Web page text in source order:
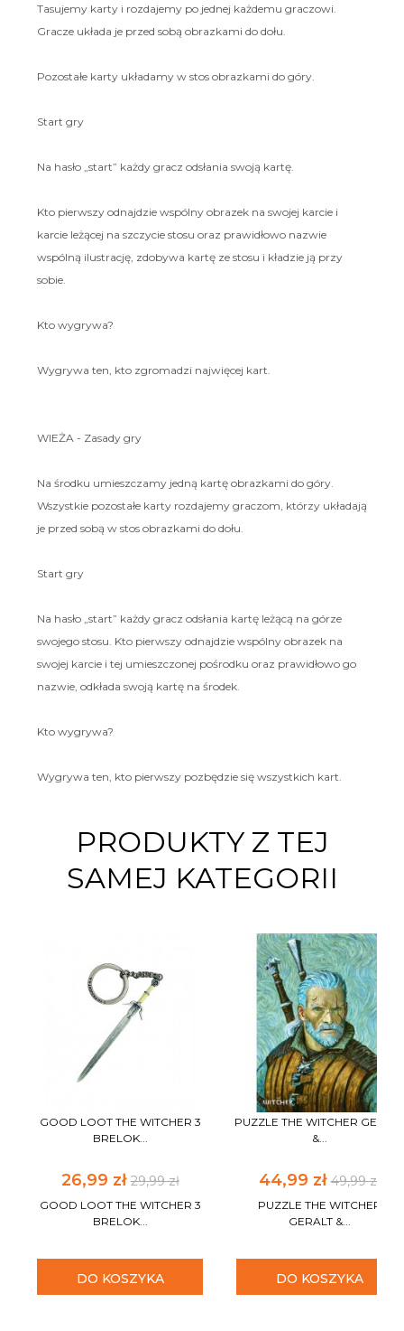
Tasujemy karty i rozdajemy po jednej każdemu graczowi.
Gracze układa je przed sobą obrazkami do dołu.
Pozostałe karty układamy w stos obrazkami do góry.
Start gry
Na hasło „start” każdy gracz odsłania swoją kartę.
Kto pierwszy odnajdzie wspólny obrazek na swojej karcie i
karcie leżącej na szczycie stosu oraz prawidłowo nazwie
wspólną ilustrację, zdobywa kartę ze stosu i kładzie ją przy
sobie.
Kto wygrywa?
Wygrywa ten, kto zgromadzi najwięcej kart.
WIEŻA - Zasady gry
Na środku umieszczamy jedną kartę obrazkami do góry.
Wszystkie pozostałe karty rozdajemy graczom, którzy układają
je przed sobą w stos obrazkami do dołu.
Start gry
Na hasło „start” każdy gracz odsłania kartę leżącą na górze
swojego stosu. Kto pierwszy odnajdzie wspólny obrazek na
swojej karcie i tej umieszczonej pośrodku oraz prawidłowo go
nazwie, odkłada swoją kartę na środek.
Kto wygrywa?
Wygrywa ten, kto pierwszy pozbędzie się wszystkich kart.
PRODUKTY Z TEJ
SAMEJ KATEGORII
GOOD LOOT THE WITCHER 3
BRELOK...
26,99 zł29,99 zł
GOOD LOOT THE WITCHER 3
BRELOK...
DO KOSZYKA
PUZZLE THE WITCHER GERALT
&...
44,99 zł49,99 zł
PUZZLE THE WITCHER
GERALT &...
DO KOSZYKA